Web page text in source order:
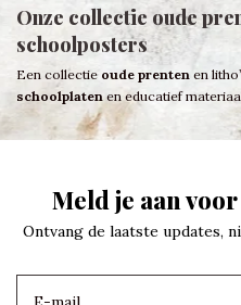
Onze collectie oude
schoolposters
Een collectie oude prenten en
schoolplaten en educatief
Meld je aan
Ontvang de laatste updates,